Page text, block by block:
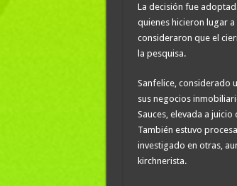
La decisión fue
quienes hicieron lugar
consideraron que el
la pesquisa.
Sanfelice, considerado
sus negocios
Sauces, elevada a
También estuvo
investigado en otras,
kirchnerista.